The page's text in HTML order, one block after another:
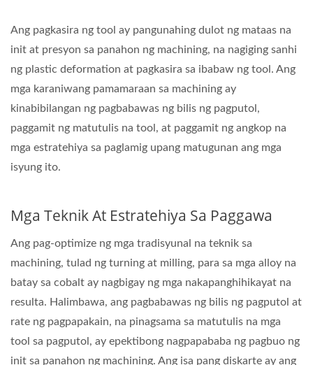
Ang pagkasira ng tool ay pangunahing dulot ng mataas na
init at presyon sa panahon ng machining, na nagiging sanhi
ng plastic deformation at pagkasira sa ibabaw ng tool. Ang
mga karaniwang pamamaraan sa machining ay
kinabibilangan ng pagbabawas ng bilis ng pagputol,
paggamit ng matutulis na tool, at paggamit ng angkop na
mga estratehiya sa paglamig upang matugunan ang mga
isyung ito.
Mga Teknik At Estratehiya Sa Paggawa
Ang pag-optimize ng mga tradisyunal na teknik sa
machining, tulad ng turning at milling, para sa mga alloy na
batay sa cobalt ay nagbigay ng mga nakapanghihikayat na
resulta. Halimbawa, ang pagbabawas ng bilis ng pagputol at
rate ng pagpapakain, na pinagsama sa matutulis na mga
tool sa pagputol, ay epektibong nagpapababa ng pagbuo ng
init sa panahon ng machining. Ang isa pang diskarte ay ang